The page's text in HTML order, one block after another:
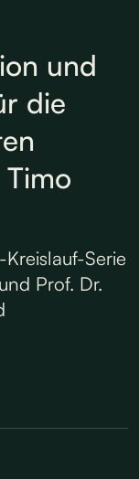
und
die
Serie
Prof. Dr.